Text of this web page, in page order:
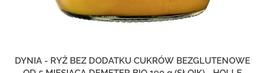
DYNIA - RYŻ BEZ DODATKU CUKRÓW BEZGLUTENOWE